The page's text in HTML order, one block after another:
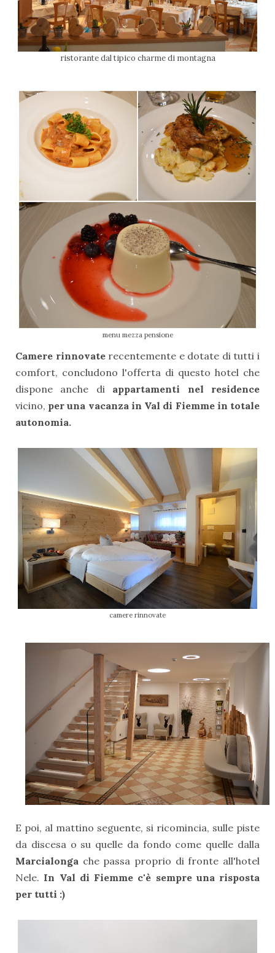
ristorante dal tipico charme di montagna
menu mezza pensione
Camere rinnovaterecentemente e dotate di tutti i
comfort, concludono l'offerta di questo hotel che
dispone anche di appartamenti nel residence
vicino, per una vacanza in Val di Fiemme in totale
autonomia.
camere rinnovate
E poi, al mattino seguente, si ricomincia, sulle piste
da discesa o su quelle da fondo come quelle dalla
Marcialonga che passa proprio di fronte all'hotel
Nele. In Val di Fiemme c'è sempre una risposta
per tutti :)